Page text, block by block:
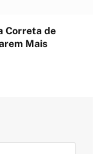
Correta de
Mais